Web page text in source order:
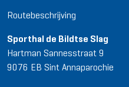
Routebeschrijving
Sporthal de Bildtse Slag
Hartman Sannesstraat 9
9076 EB Sint Annaparochie